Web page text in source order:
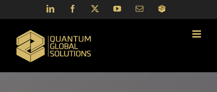
LinkedIn Facebook YouTubeEmailQGS